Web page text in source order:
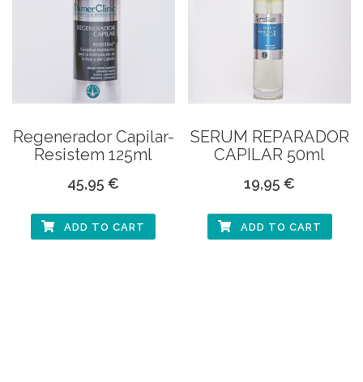
Regenerador Capilar-
Resistem 125ml
45,95€
ADD TO CART
SERUM REPARADOR
CAPILAR 50ml
19,95€
ADD TO CART